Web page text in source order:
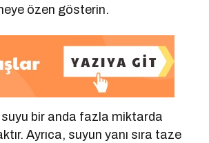
özen gösterin.
bir anda fazla miktarda
Ayrıca, suyun yanı sıra taze